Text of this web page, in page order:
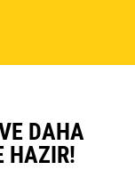
DAHA
HAZIR!